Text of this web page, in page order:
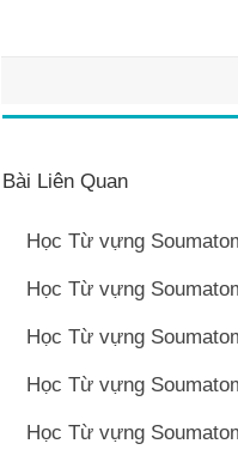
Bài Liên Quan
Học Từ vựng
Học Từ vựng
Học Từ vựng
Học Từ vựng
Học Từ vựng